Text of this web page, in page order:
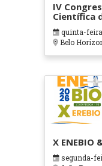
IV
Científica
em
Cuidados
quinta-
Belo
X ENEBIO
segunda-